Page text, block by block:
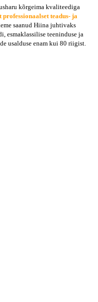
kõrgeima kvaliteediga
professionaalset teadus- ja
saanud Hiina juhtivaks
esmaklassilise teeninduse ja
usalduse enam kui 80 riigist.